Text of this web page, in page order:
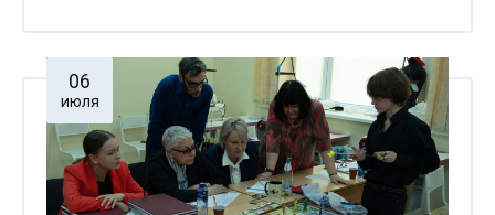
06
июля